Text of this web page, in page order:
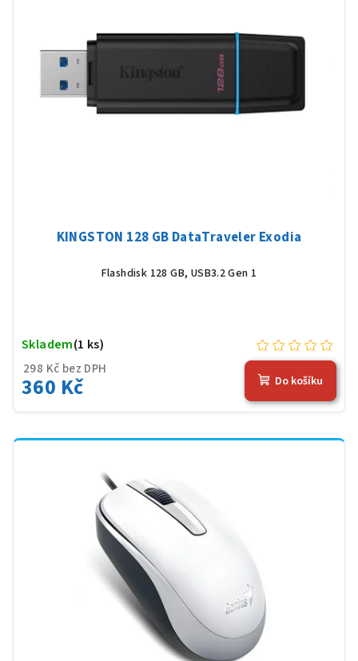
KINGSTON 128 GB DataTraveler Exodia
Flashdisk 128 GB, USB3.2 Gen 1
298 Kč bez DPH
360 Kč
Skladem(1 ks)
Do košíku